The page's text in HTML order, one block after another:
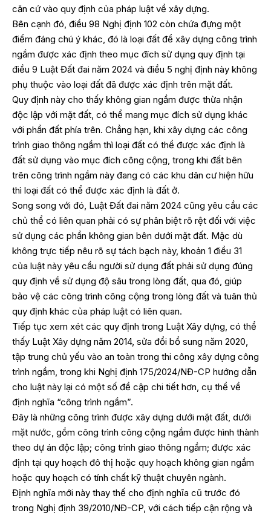
căn cứ vào quy định của pháp luật về xây dựng.
Bên cạnh đó, điều 98 Nghị định 102 còn chứa đựng một
điểm đáng chú ý khác, đó là loại đất để xây dựng công trình
ngầm được xác định theo mục đích sử dụng quy định tại
điều 9 Luật Đất đai năm 2024 và điều 5 nghị định này không
phụ thuộc vào loại đất đã được xác định trên mặt đất.
Quy định này cho thấy không gian ngầm được thừa nhận
độc lập với mặt đất, có thể mang mục đích sử dụng khác
với phần đất phía trên. Chẳng hạn, khi xây dựng các công
trình giao thông ngầm thì loại đất có thể được xác định là
đất sử dụng vào mục đích công cộng, trong khi đất bên
trên công trình ngầm này đang có các khu dân cư hiện hữu
thì loại đất có thể được xác định là đất ở.
Song song với đó, Luật Đất đai năm 2024 cũng yêu cầu các
chủ thể có liên quan phải có sự phân biệt rõ rệt đối với việc
sử dụng các phần không gian bên dưới mặt đất. Mặc dù
không trực tiếp nêu rõ sự tách bạch này, khoản 1 điều 31
của luật này yêu cầu người sử dụng đất phải sử dụng đúng
quy định về sử dụng độ sâu trong lòng đất, qua đó, giúp
bảo vệ các công trình công cộng trong lòng đất và tuân thủ
quy định khác của pháp luật có liên quan.
Tiếp tục xem xét các quy định trong Luật Xây dựng, có thể
thấy Luật Xây dựng năm 2014, sửa đổi bổ sung năm 2020,
tập trung chủ yếu vào an toàn trong thi công xây dựng công
trình ngầm, trong khi Nghị định 175/2024/NĐ-CP hướng dẫn
cho luật này lại có một số đề cập chi tiết hơn, cụ thể về
định nghĩa “công trình ngầm”.
Đây là những công trình được xây dựng dưới mặt đất, dưới
mặt nước, gồm công trình công cộng ngầm được hình thành
theo dự án độc lập; công trình giao thông ngầm; được xác
định tại quy hoạch đô thị hoặc quy hoạch không gian ngầm
hoặc quy hoạch có tính chất kỹ thuật chuyên ngành.
Định nghĩa mới này thay thế cho định nghĩa cũ trước đó
trong Nghị định 39/2010/NĐ-CP, với cách tiếp cận rộng và